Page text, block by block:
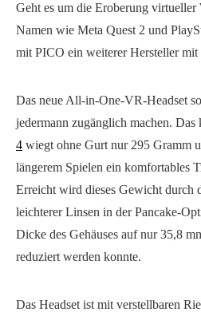
Geht es um die Eroberung
Namen wie Meta Quest 2 und
mit PICO ein weiterer Hersteller
Das neue All-in-One-VR-Headset
jedermann zugänglich machen. Das
4 wiegt ohne Gurt nur 295 Gramm
längerem Spielen ein komfortables
Erreicht wird dieses Gewicht durch
leichterer Linsen in der Pancake-
Dicke des Gehäuses auf nur 35,8
reduziert werden konnte.
Das Headset ist mit verstellbaren